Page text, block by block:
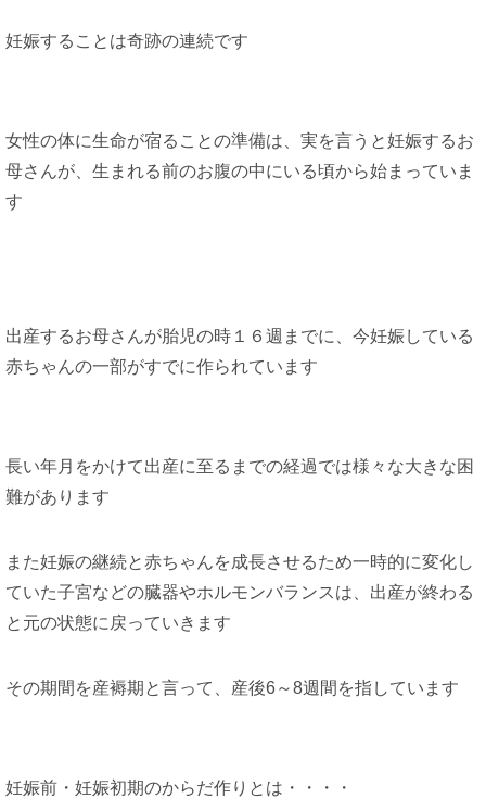
妊娠することは奇跡の連続です
女性の体に生命が宿ることの準備は、実を言うと妊娠するお
母さんが、生まれる前のお腹の中にいる頃から始まっていま
す
出産するお母さんが胎児の時１６週までに、今妊娠している
赤ちゃんの一部がすでに作られています
長い年月をかけて出産に至るまでの経過では様々な大きな困
難があります
また妊娠の継続と赤ちゃんを成長させるため一時的に変化し
ていた子宮などの臓器やホルモンバランスは、出産が終わる
と元の状態に戻っていきます
その期間を産褥期と言って、産後6～8週間を指しています
妊娠前・妊娠初期のからだ作りとは・・・・